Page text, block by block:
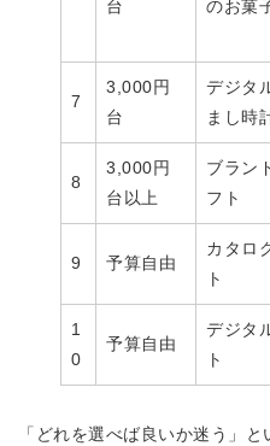
台
のお菓
7
3,000円
台
デジタ
まし時
8
3,000円
台以上
ブラン
フト
9 予算自由
カタロ
ト
1
0
予算自由
デジタ
ト
「どれを選べば良いか迷う」